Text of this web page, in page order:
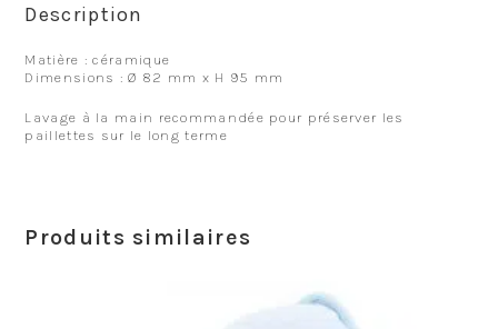
Description
Matière : céramique
Dimensions : Ø 82 mm x H 95 mm
Lavage à la main recommandée pour préserver les
paillettes sur le long terme
Produits similaires